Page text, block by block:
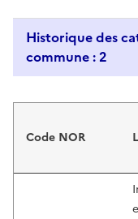
Historique des
commune : 2
Code NOR